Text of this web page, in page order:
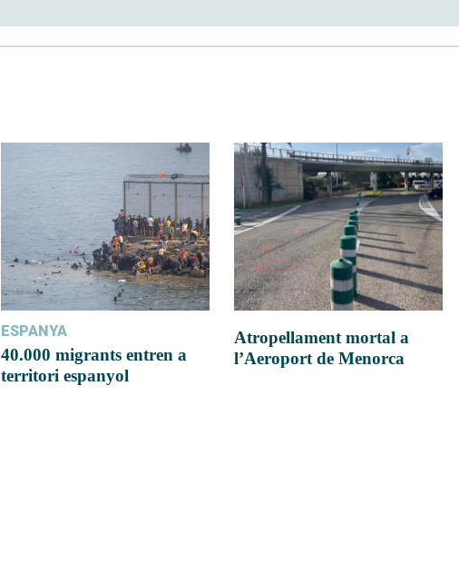
ESPANYA
40.000 migrants entren a
territori espanyol
Atropellament mortal a
l’Aeroport de Menorca